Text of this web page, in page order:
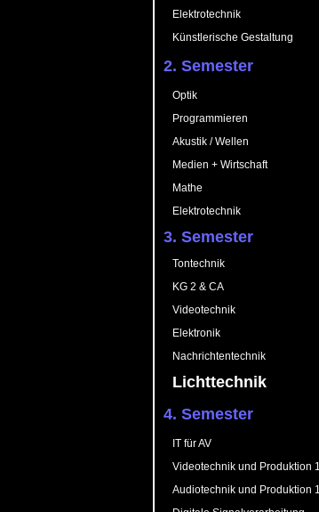
Elektrotechnik
Künstlerische Gestaltung
2. Semester
Optik
Programmieren
Akustik / Wellen
Medien + Wirtschaft
Mathe
Elektrotechnik
3. Semester
Tontechnik
KG 2 & CA
Videotechnik
Elektronik
Nachrichtentechnik
Lichttechnik
4. Semester
IT für AV
Videotechnik und Produktion 1
Audiotechnik und Produktion 1